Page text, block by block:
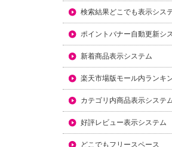
検索結果どこでも表示シス
ポイントバナー自動更新シ
新着商品表示システム
カテゴリ内商品表示システ
好評レビュー表示システム
どこでもフリースペース